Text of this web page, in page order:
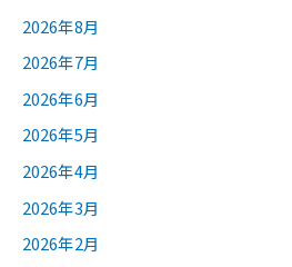
2026年8月
2026年7月
2026年6月
2026年5月
2026年4月
2026年3月
2026年2月